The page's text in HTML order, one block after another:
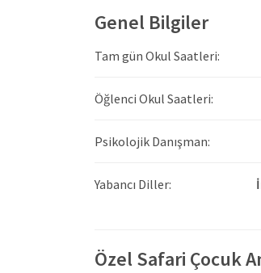
Genel Bilgiler
Tam gün Okul Saatleri:
Öğlenci Okul Saatleri:
Psikolojik Danışman:
Yabancı Diller:
Özel Safari Çocuk